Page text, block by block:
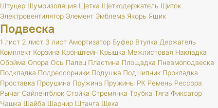
Штуцер Шумоизоляция Щетка Щеткодержатель Щиток
Электровентилятор Элемент Эмблема Якорь Ящик
Подвеска
1 лист 2 лист 3 лист Амортизатор Буфер Втулка Держатель
Комплект Корзина Кронштейн Крышка Межлистовая Накладка
Обойма Опора Ось Палец Пластина Площадка Пневмоподвеска
Подкладка Подрессорники Подушка Подшипник Прокладка
Проставка Проушина Пружина Пружины РК Ремень Рессора
Рычаг Сайлентблок Стойка Стремянка Трубка Тяга Фиксатор
Чашка Шайба Шарнир Штанга Щека